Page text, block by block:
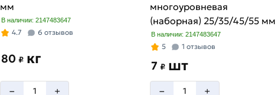
мм
В наличии: 2147483647
4.7 6 отзывов
80 ₽ кг
– +
многоуровневая
(наборная) 25/35/45/55 мм
В наличии: 2147483647
5 1 отзывов
7₽ шт
– +